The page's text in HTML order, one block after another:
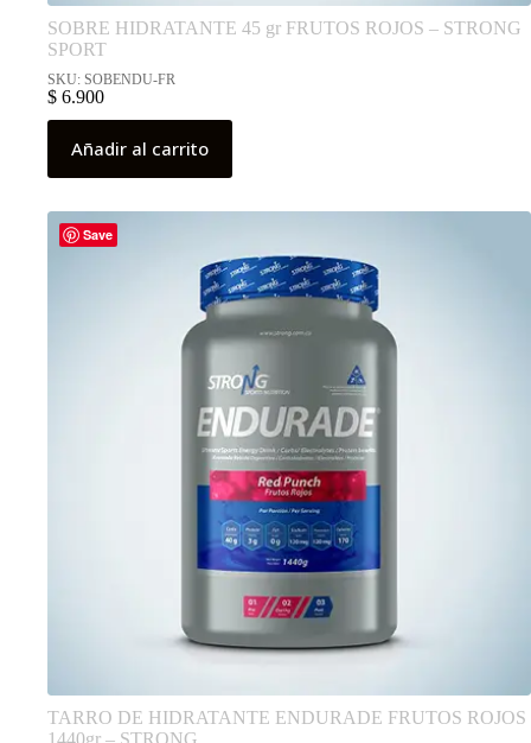
SOBRE HIDRATANTE 45 gr FRUTOS ROJOS – STRONG
SPORT
SKU: SOBENDU-FR
$ 6.900
Añadir al carrito
Save
TARRO DE HIDRATANTE ENDURADE FRUTOS ROJOS
1440gr – STRONG